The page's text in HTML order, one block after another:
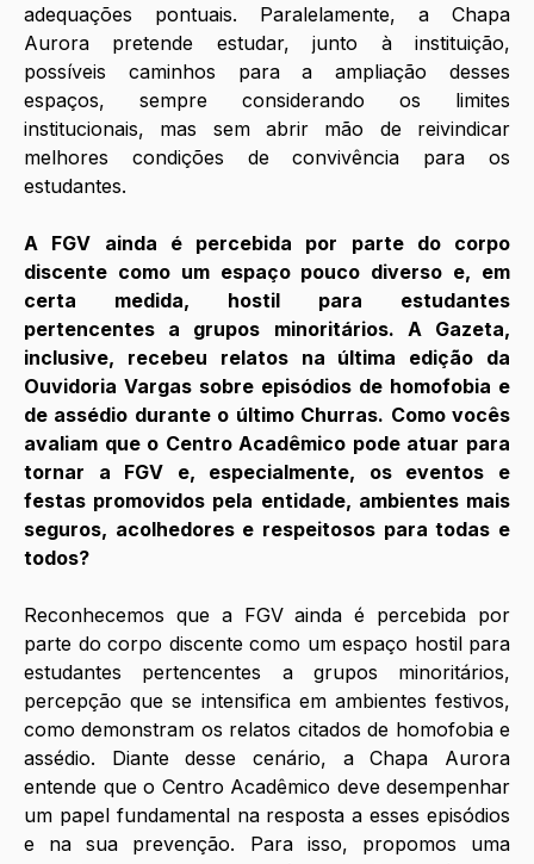
adequações pontuais. Paralelamente, a Chapa
Aurora pretende estudar, junto à instituição,
possíveis caminhos para a ampliação desses
espaços, sempre considerando os limites
institucionais, mas sem abrir mão de reivindicar
melhores condições de convivência para os
estudantes.
A FGV ainda é percebida por parte do corpo
discente como um espaço pouco diverso e, em
certa medida, hostil para estudantes
pertencentes a grupos minoritários. A Gazeta,
inclusive, recebeu relatos na última edição da
Ouvidoria Vargas sobre episódios de homofobia e
de assédio durante o último Churras. Como vocês
avaliam que o Centro Acadêmico pode atuar para
tornar a FGV e, especialmente, os eventos e
festas promovidos pela entidade, ambientes mais
seguros, acolhedores e respeitosos para todas e
todos?
Reconhecemos que a FGV ainda é percebida por
parte do corpo discente como um espaço hostil para
estudantes pertencentes a grupos minoritários,
percepção que se intensifica em ambientes festivos,
como demonstram os relatos citados de homofobia e
assédio. Diante desse cenário, a Chapa Aurora
entende que o Centro Acadêmico deve desempenhar
um papel fundamental na resposta a esses episódios
e na sua prevenção. Para isso, propomos uma